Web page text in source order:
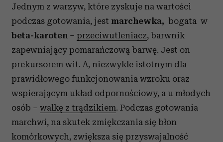
Jednym z warzyw, które zyskuje na wartości
podczas gotowania, jest marchewka, bogata w
beta-karoten – przeciwutleniacz, barwnik
zapewniający pomarańczową barwę. Jest on
prekursorem wit. A, niezwykle istotnym dla
prawidłowego funkcjonowania wzroku oraz
wspierającym układ odpornościowy, a u młodych
osób – walkę z trądzikiem. Podczas gotowania
marchwi, na skutek zmiękczania się błon
komórkowych, zwiększa się przyswajalność